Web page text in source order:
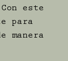
este
para
manera